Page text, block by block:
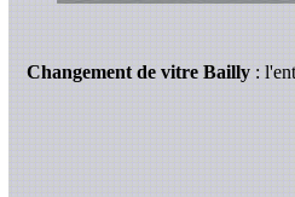
Changement de vitre Bailly: